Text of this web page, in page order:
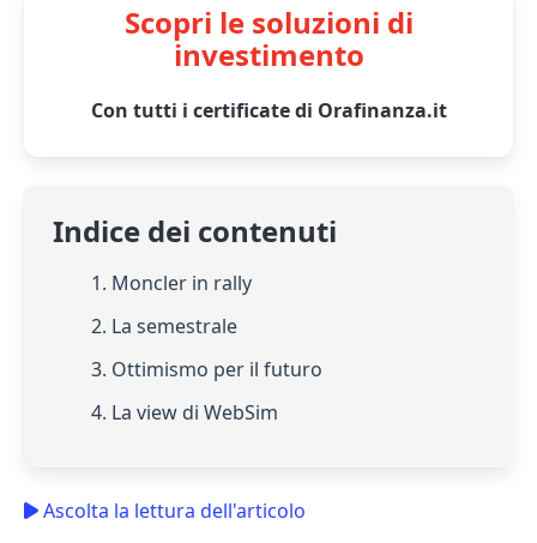
Scopri le soluzioni di
investimento
Con tutti i certificate di Orafinanza.it
Indice dei contenuti
1. Moncler in rally
2. La semestrale
3. Ottimismo per il futuro
4. La view di WebSim
Ascolta la lettura dell'articolo